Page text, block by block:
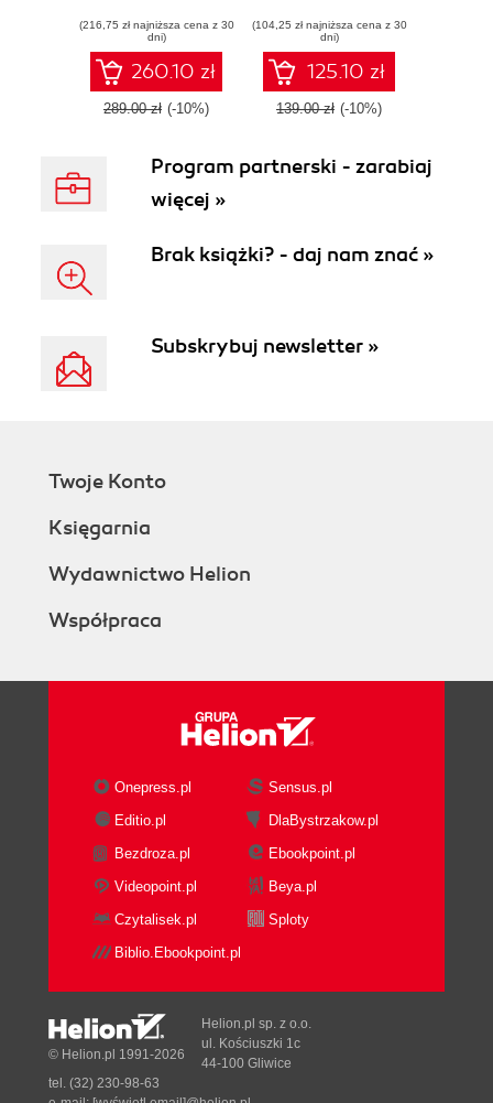
software
vulnerabilities
(216,75 zł najniższa cena z 30
dni)
260.10 zł
289.00 zł (-10%)
ensure you always
have the right code
on hand for web
application testing
(104,25 zł najniższa cena z 30
dni)
125.10 zł
139.00 zł (-10%)
Program partnerski - zarabiaj
więcej »
Brak książki? - daj nam znać »
Subskrybuj newsletter »
Twoje Konto
Księgarnia
Wydawnictwo Helion
Współpraca
Onepress.pl
Sensus.pl
Editio.pl
DlaBystrzakow.pl
Bezdroza.pl
Ebookpoint.pl
Videopoint.pl
Beya.pl
Czytalisek.pl
Sploty
Biblio.Ebookpoint.pl
© Helion.pl 1991-2026
Helion.pl sp. z o.o.
ul. Kościuszki 1c
44-100 Gliwice
tel. (32) 230-98-63